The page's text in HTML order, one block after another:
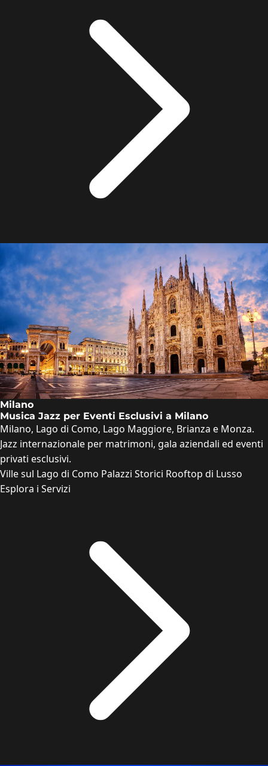
Milano
Musica Jazz per Eventi Esclusivi a Milano
Milano, Lago di Como, Lago Maggiore, Brianza e Monza.
Jazz internazionale per matrimoni, gala aziendali ed eventi
privati esclusivi.
Ville sul Lago di Como Palazzi Storici Rooftop di Lusso
Esplora i Servizi